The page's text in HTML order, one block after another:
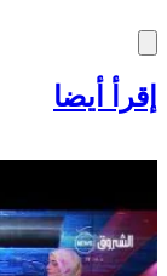
إقرأ أيضا